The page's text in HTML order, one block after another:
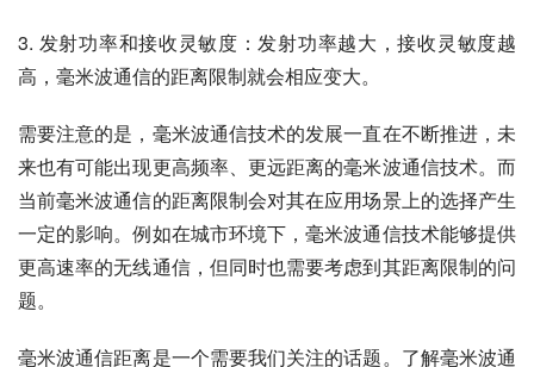
3. 发射功率和接收灵敏度：发射功率越大，接收灵敏度越
高，毫米波通信的距离限制就会相应变大。
需要注意的是，毫米波通信技术的发展一直在不断推进，未
来也有可能出现更高频率、更远距离的毫米波通信技术。而
当前毫米波通信的距离限制会对其在应用场景上的选择产生
一定的影响。例如在城市环境下，毫米波通信技术能够提供
更高速率的无线通信，但同时也需要考虑到其距离限制的问
题。
毫米波通信距离是一个需要我们关注的话题。了解毫米波通